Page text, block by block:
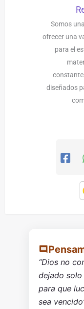
Somos
ofrecer una
para el
diseñados
“Dios no
dejado solo
para que
sea